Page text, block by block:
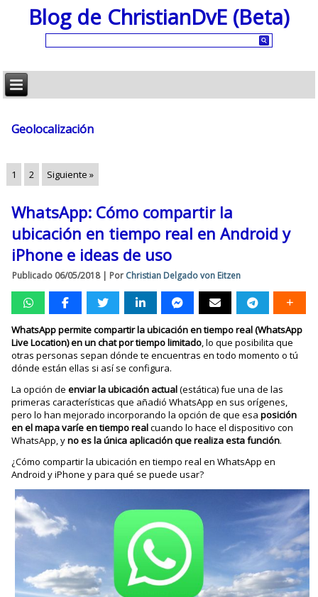
Blog de ChristianDvE (Beta)
Geolocalización
1 2 Siguiente »
WhatsApp: Cómo compartir la
ubicación en tiempo real en Android y
iPhone e ideas de uso
Publicado 06/05/2018| Por Christian Delgado von Eitzen
WhatsApp permite compartir la ubicación en tiempo real (WhatsApp
Live Location) en un chat por tiempo limitado, lo que posibilita que
otras personas sepan dónde te encuentras en todo momento o tú
dónde están ellas si así se configura.
La opción deenviar la ubicación actual(estática) fue una de las
primeras características que añadió WhatsApp en sus orígenes,
pero lo han mejorado incorporando la opción de que esaposición
en el mapa varíe en tiempo realcuando lo hace el dispositivo con
WhatsApp, yno es la única aplicación que realiza esta función.
¿Cómo compartir la ubicación en tiempo real en WhatsApp en
Android y iPhone y para qué se puede usar?